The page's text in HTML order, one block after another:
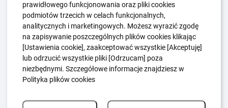
Kwalifikacje ZSK
Kluby Aktualności
Edukacja
Guttmanny Kontakt
Polityka Ochrony Dzieci
Sygnaliści
Polityka plików cookie
prawidłowego funkcjonowania oraz pliki cookies
podmiotów trzecich w celach funkcjonalnych,
analitycznych i marketingowych. Możesz wyrazić zgodę
na zapisywanie poszczególnych plików cookies klikając
[Ustawienia cookie], zaakceptować wszystkie [Akceptuję]
lub odrzucić wszystkie pliki [Odrzucam] poza
niezbędnymi. Szczegółowe informacje znajdziesz w
Polityka plików cookies